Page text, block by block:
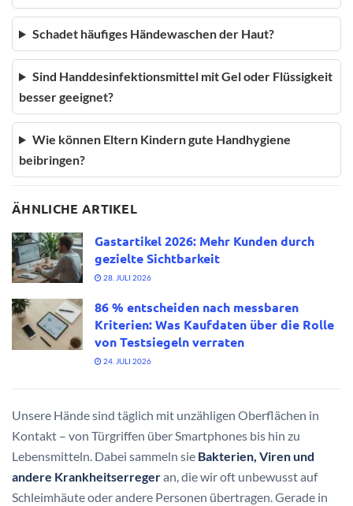
Schadet häufiges Händewaschen der Haut?
Sind Handdesinfektionsmittel mit Gel oder Flüssigkeit
besser geeignet?
Wie können Eltern Kindern gute Handhygiene
beibringen?
ÄHNLICHE ARTIKEL
Gastartikel 2026: Mehr Kunden durch
gezielte Sichtbarkeit
28. JULI 2026
86 % entscheiden nach messbaren
Kriterien: Was Kaufdaten über die Rolle
von Testsiegeln verraten
24. JULI 2026
Unsere Hände sind täglich mit unzähligen Oberflächen in
Kontakt – von Türgriffen über Smartphones bis hin zu
Lebensmitteln. Dabei sammeln sie Bakterien, Viren und
andere Krankheitserregeran, die wir oft unbewusst auf
Schleimhäute oder andere Personen übertragen. Gerade in